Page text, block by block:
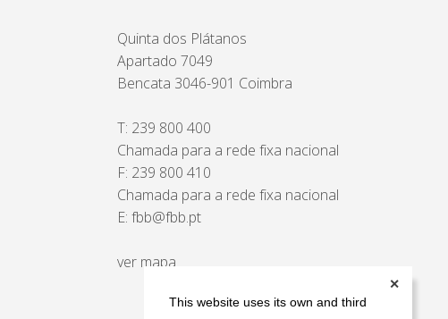
This website uses its own and third
✕
Quinta dos Plátanos
Apartado 7049
Bencata 3046-901 Coimbra
T: 239 800 400
Chamada para a rede fixa nacional
F: 239 800 410
Chamada para a rede fixa nacional
E:fbb@fbb.pt
ver mapa